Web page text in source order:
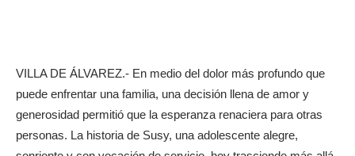
VILLA DE ÁLVAREZ.- En medio del dolor más profundo que
puede enfrentar una familia, una decisión llena de amor y
generosidad permitió que la esperanza renaciera para otras
personas. La historia de Susy, una adolescente alegre,